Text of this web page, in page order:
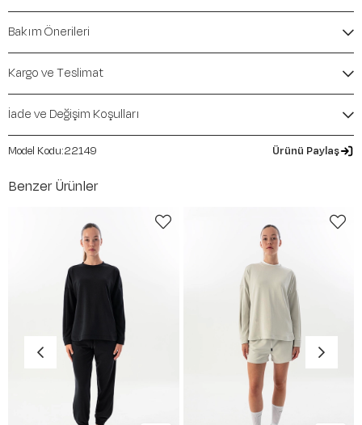
İçerik / Bileşen:
Elastane
Kalıp / Form:
Bakım Önerileri
Kargo ve Teslimat
İade ve Değişim Koşulları
22149 Ürünü Paylaş
Benzer Ürünler